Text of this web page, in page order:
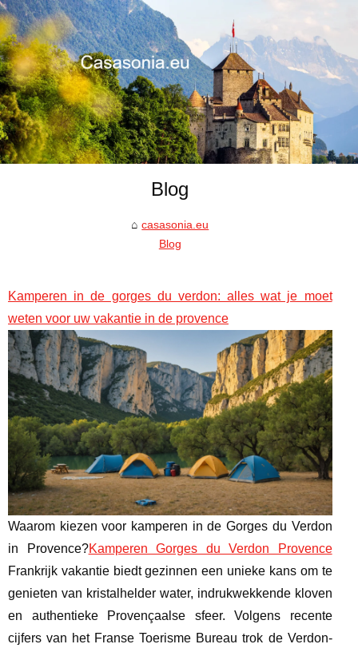
Blog
casasonia.eu
Blog
Kamperen in de gorges du verdon: alles wat je moet
weten voor uw vakantie in de provence
Waarom kiezen voor kamperen in de Gorges du Verdon
in Provence?Kamperen Gorges du Verdon Provence
Frankrijk vakantie biedt gezinnen een unieke kans om te
genieten van kristalhelder water, indrukwekkende kloven
en authentieke Provençaalse sfeer. Volgens recente
cijfers van het Franse Toerisme Bureau trok de Verdon-